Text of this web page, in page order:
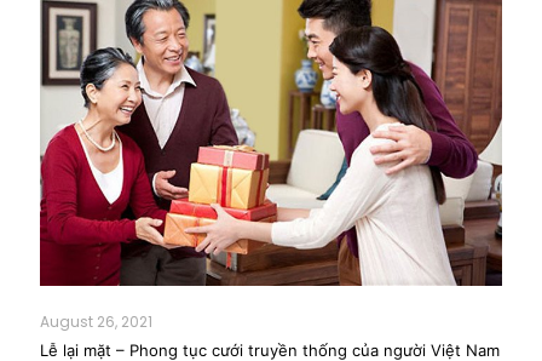
August 26, 2021
Lễ lại mặt – Phong tục cưới truyền thống của người Việt Nam